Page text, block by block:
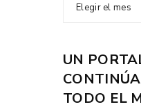
Elegir el mes
UN
TODO EL